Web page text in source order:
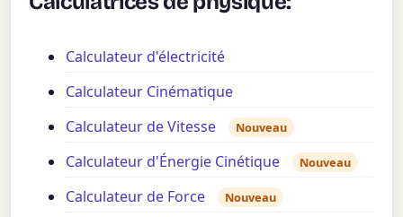
Calculateur d'électricité
Calculateur Cinématique
Calculateur de Vitesse
Nouveau
Calculateur d'Énergie Cinétique Nouveau
Calculateur de Force Nouveau